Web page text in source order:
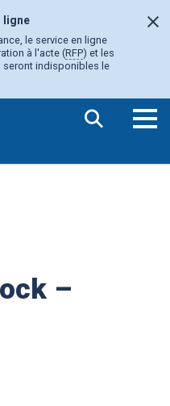
ligne
le service en ligne
à l'acte (RFP) et les
seront indisponibles le
–